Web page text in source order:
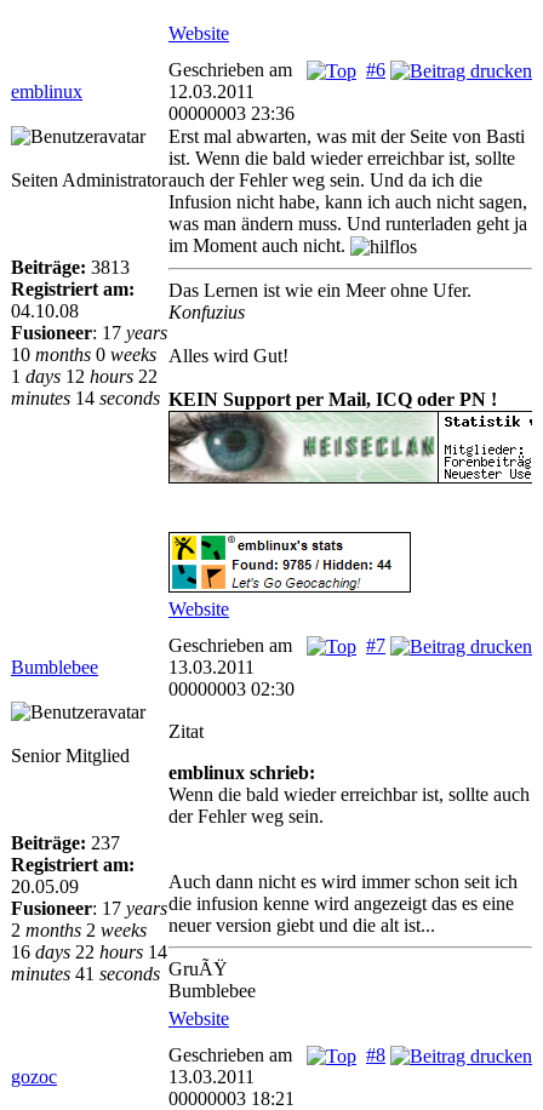
Website
emblinux
#6
Geschrieben am
12.03.2011
00000003 23:36
Seiten Administrator
Beiträge: 3813
Registriert am:
04.10.08
Fusioneer: 17 years
10 months 0 weeks
1 days 12 hours 22
minutes 14 seconds
Erst mal abwarten, was mit der Seite von Basti
ist. Wenn die bald wieder erreichbar ist, sollte
auch der Fehler weg sein. Und da ich die
Infusion nicht habe, kann ich auch nicht sagen,
was man ändern muss. Und runterladen geht ja
im Moment auch nicht.
Das Lernen ist wie ein Meer ohne Ufer.
Konfuzius
Alles wird Gut!
KEIN Support per Mail, ICQ oder PN !
Website
Bumblebee
#7
Geschrieben am
13.03.2011
00000003 02:30
Senior Mitglied
Beiträge: 237
Registriert am:
20.05.09
Fusioneer: 17 years
2 months 2 weeks
16 days 22 hours 14
minutes 41 seconds
Zitat
emblinux schrieb:
Wenn die bald wieder erreichbar ist, sollte auch
der Fehler weg sein.
Auch dann nicht es wird immer schon seit ich
die infusion kenne wird angezeigt das es eine
neuer version giebt und die alt ist...
GruÃŸ
Bumblebee
Website
gozoc
#8
Geschrieben am
13.03.2011
00000003 18:21